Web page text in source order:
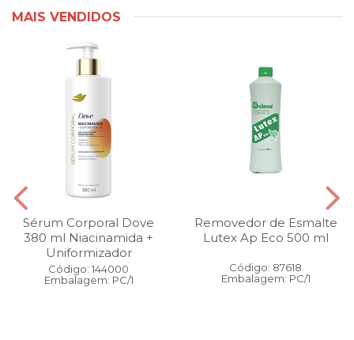
MAIS VENDIDOS
Sérum Corporal Dove
380 ml Niacinamida +
Uniformizador
Código: 144000
Embalagem: PC/1
Removedor de Esmalte
Lutex Ap Eco 500 ml
Código: 87618
Embalagem: PC/1